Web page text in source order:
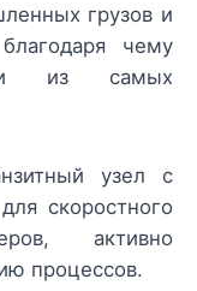
грузов и
чему
из самых
узел с
скоростного
активно
процессов.